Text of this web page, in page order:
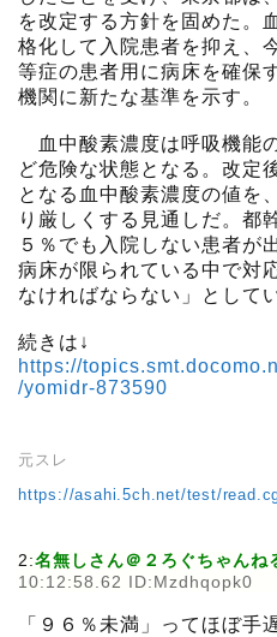
を改定する方針を固めた。
格化して入院患者を抑え、
等症の患者用に病床を確保
機関に新たな基準を示す。
血中酸素濃度は呼吸機能
ど危険な状態となる。改定
となる血中酸素濃度の値を
り厳しくする見通しだ。都
５％でも入院しない患者が
病床が限られている中で対
なければならない」として
続きは↓
https://
/yomidr-873590
元スレ
https://asahi.5ch.net/test/
2:名無しさん＠２ろぐちゃんね
10:12:58.62 ID:Mzdhqopk0
「９６％未満」ってほぼ手